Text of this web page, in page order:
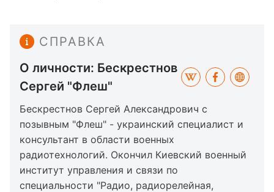
СПРАВКА
О личности: Бескрестнов
Сергей "Флеш"
Бескрестнов Сергей Александрович с
позывным "Флеш" - украинский специалист и
консультант в области военных
радиотехнологий. Окончил Киевский военный
институт управления и связи по
специальности "Радио, радиорелейная,